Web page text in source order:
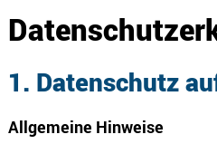
1. Datenschutz
Allgemeine Hinweise